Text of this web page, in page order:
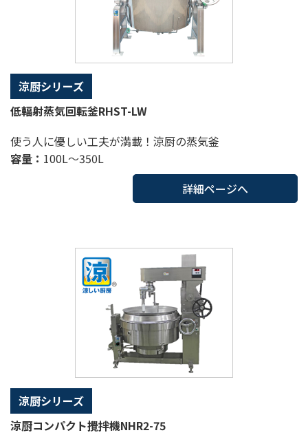
涼厨シリーズ
低輻射蒸気回転釜RHST-LW
使う人に優しい工夫が満載！涼厨の蒸気釜
容量： 100L～350L
詳細ページへ
涼厨シリーズ
涼厨コンパクト攪拌機NHR2-75